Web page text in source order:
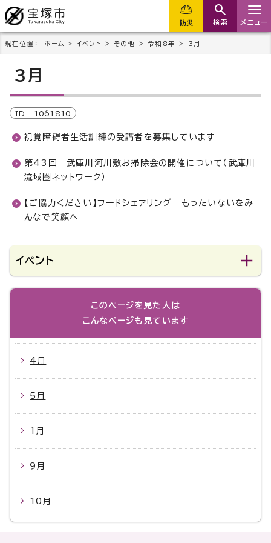
防災 検索 メニュー
現在位置： ホーム > イベント >その他 >令和8年 > 3月
3月
ID 1061810
視覚障碍者生活訓練の受講者を募集しています
第43回 武庫川河川敷お掃除会の開催について（武庫川
流域圏ネットワーク）
【ご協力ください】フードシェアリング もったいないをみ
んなで笑顔へ
イベント
このページを見た人は
こんなページも見ています
4月
5月
1月
9月
10月